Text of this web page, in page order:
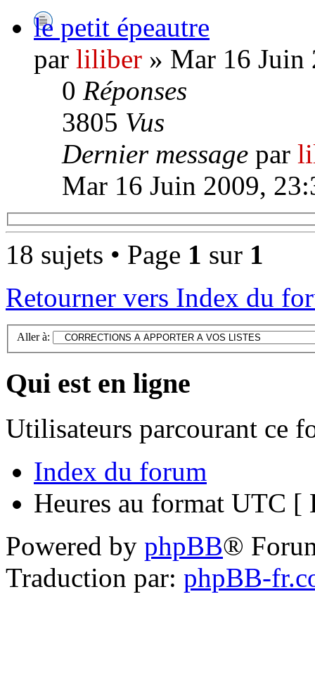
le petit épeautre
par liliber » Mar 16 Juin
0 Réponses
3805 Vus
Dernier message par
Mar 16 Juin 2009,
18 sujets • Page 1 sur 1
Retourner vers Index du
Aller à:
Qui est en ligne
Utilisateurs parcourant ce
Index du forum
Heures au format UTC [
Powered by phpBB®
Traduction par: phpBB-